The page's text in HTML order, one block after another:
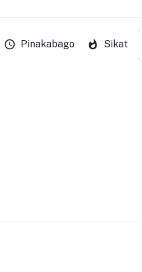
Pinakabago Sikat